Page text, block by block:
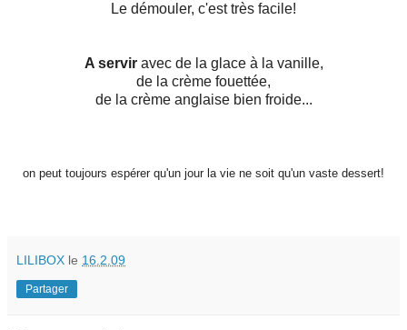
Le démouler, c'est très facile!
A servir avec de la glace à la vanille,
de la crème fouettée,
de la crème anglaise bien froide...
on peut toujours espérer qu'un jour la vie ne soit qu'un vaste dessert!
LILIBOX le 16.2.09
Partager